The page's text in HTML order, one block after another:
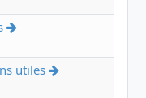
Voir le dernier
utiles
Voir le dernier